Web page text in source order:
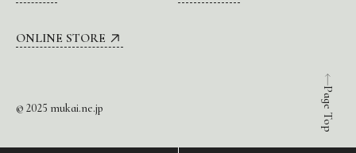
Page Top
ONLINE STORE
© 2025 mukai.ne.jp